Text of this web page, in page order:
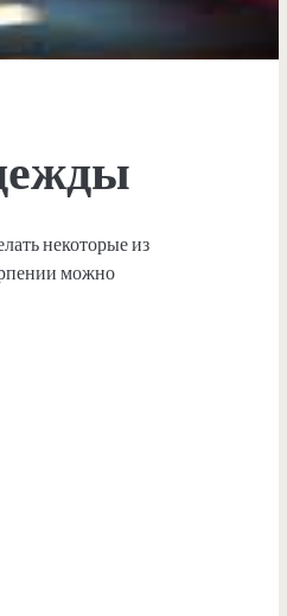
некоторые из
можно